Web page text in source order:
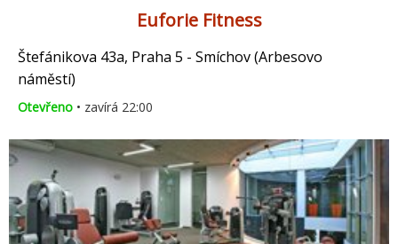
Euforie Fitness
Štefánikova 43a, Praha 5 - Smíchov (Arbesovo
náměstí)
Otevřeno • zavírá 22:00